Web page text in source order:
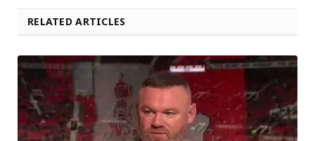
RELATED ARTICLES